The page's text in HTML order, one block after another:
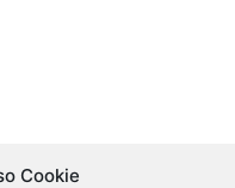
Cookie